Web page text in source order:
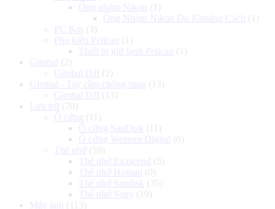
Ống nhòm Nikon
(1)
Ống Nhòm Nikon Đo Khoảng Cách
(1)
PC Km (3)
Phụ kiện Pelican
(1)
Thiết bị giữ lạnh Pelican
(1)
Gimbal (2)
Gimbal DJI (2)
Gimbal - Tay cầm chống rung (13)
Gimbal DJI (13)
Lưu trữ (70)
Ổ cứng (11)
Ổ cứng SanDisk (11)
Ổ cứng Western Digital (0)
Thẻ nhớ (59)
Thẻ nhớ Exascend
(5)
Thẻ nhớ Homan
(0)
Thẻ nhớ Sandisk (35)
Thẻ nhớ Sony (19)
Máy ảnh
(113)